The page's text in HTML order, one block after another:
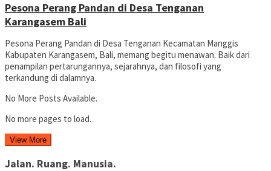
Pesona Perang Pandan di Desa Tenganan
Karangasem Bali
Pesona Perang Pandan di Desa Tenganan Kecamatan Manggis
Kabupaten Karangasem, Bali, memang begitu menawan. Baik dari
penampilan pertarungannya, sejarahnya, dan filosofi yang
terkandung di dalamnya.
No More Posts Available.
No more pages to load.
View More
Jalan. Ruang. Manusia.